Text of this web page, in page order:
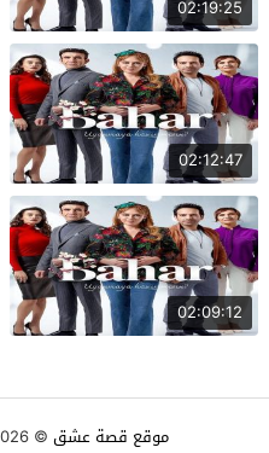
02:19:25
02:12:47
02:09:12
موقع قصة عشق © 2026 جميع الحقوق محفوظة.